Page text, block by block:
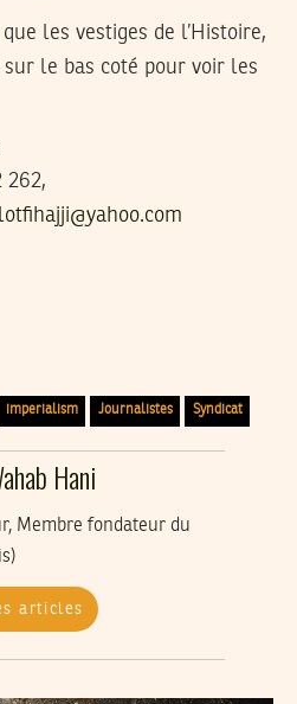
les vestiges de l’Histoire,
le bas coté pour voir les
262,
lotfihajji@yahoo.com
imperialism Journalistes Syndicat
Hani
Membre fondateur du
articles